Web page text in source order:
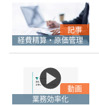
記事
経費精算・原価管理
動画
業務効率化